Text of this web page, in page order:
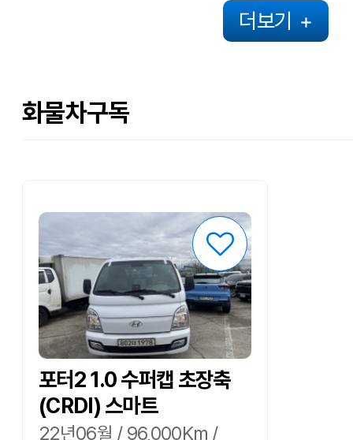
더보기 +
화물차구독
포터2 1.0 수퍼캡 초장축
(CRDI) 스마트
22년06월 / 96,000Km /